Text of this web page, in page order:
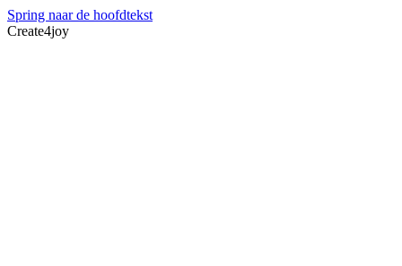
Spring naar de hoofdtekst
Create4joy